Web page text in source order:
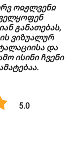
ოჲჟლვენჲ
განათებას,
ვიზუალურ
და
ისინი ჩვენი
5.0